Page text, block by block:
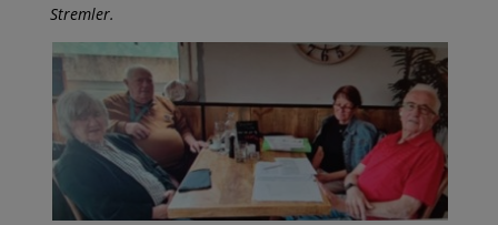
Stremler.